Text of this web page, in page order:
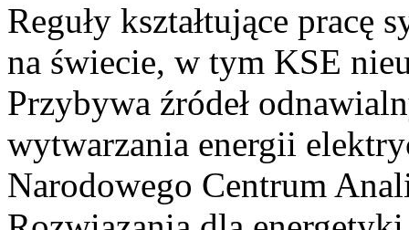
Reguły kształtujące pracę
na świecie, w tym KSE
Przybywa źródeł
wytwarzania energii
Narodowego Centrum